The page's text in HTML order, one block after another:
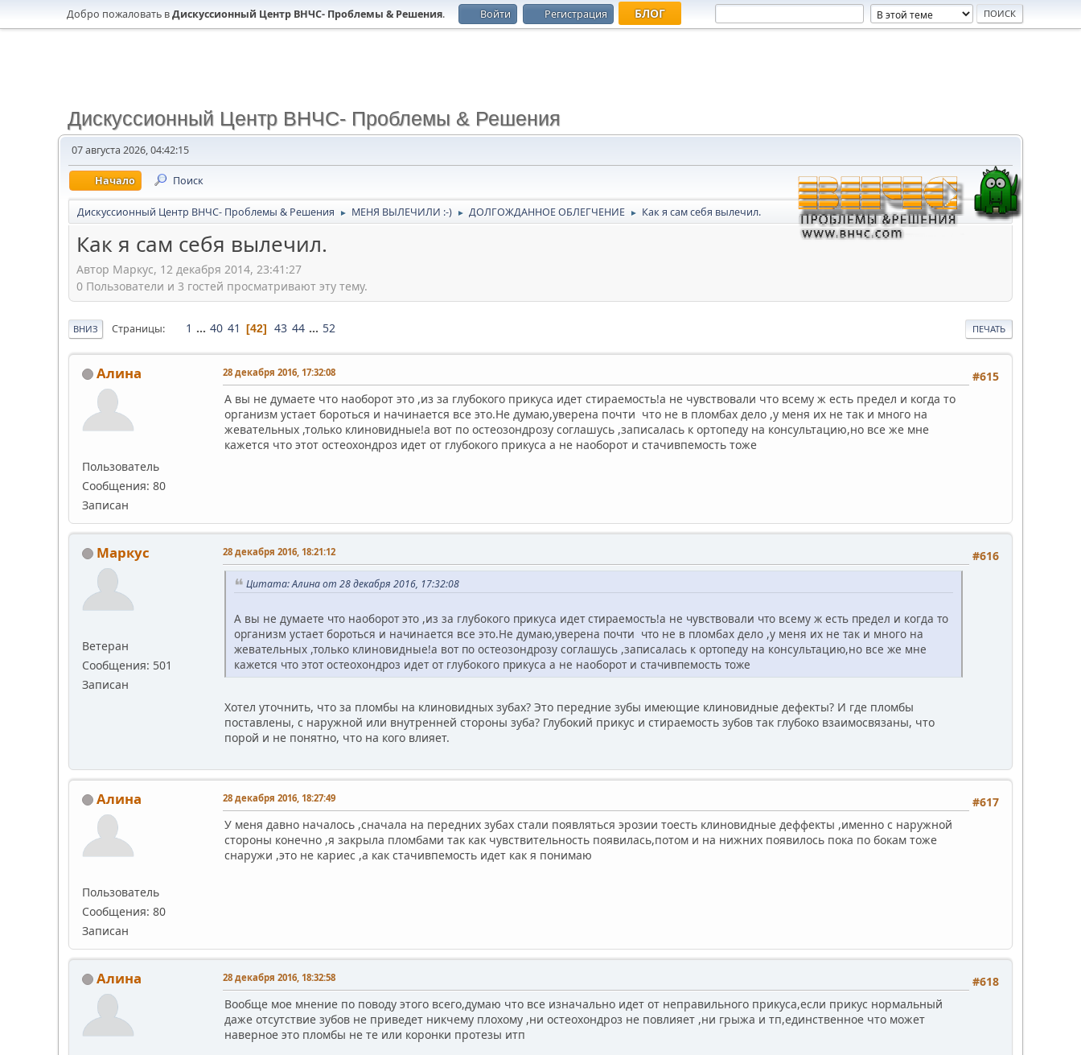
Добро пожаловать вДискуссионный Центр ВНЧС- Проблемы & Решения. Войти Регистрация БЛОГ
Дискуссионный Центр ВНЧС- Проблемы & Решения
07 августа 2026, 04:42:15
Начало Поиск
Дискуссионный Центр ВНЧС- Проблемы & Решения ► МЕНЯ ВЫЛЕЧИЛИ :-) ► ДОЛГОЖДАННОЕ ОБЛЕГЧЕНИЕ ► Как я сам себя вылечил.
Как я сам себя вылечил.
Автор Маркус, 12 декабря 2014, 23:41:27
0 Пользователи и 3 гостей просматривают эту тему.
ПЕЧАТЬ
ВНИЗ Страницы 1 ... 40 41 42 43 44 ... 52
Алина
Пользователь
Сообщения: 80
Записан
#615
28 декабря 2016, 17:32:08
А вы не думаете что наоборот это ,из за глубокого прикуса идет стираемость!а не чувствовали что всему ж есть предел и когда то
организм устает бороться и начинается все это.Не думаю,уверена почти что не в пломбах дело ,у меня их не так и много на
жевательных ,только клиновидные!а вот по остеозондрозу соглашусь ,записалась к ортопеду на консультацию,но все же мне
кажется что этот остеохондроз идет от глубокого прикуса а не наоборот и стачивпемость тоже
Маркус
Ветеран
Сообщения: 501
Записан
#616
28 декабря 2016, 18:21:12
Цитата: Алина от 28 декабря 2016, 17:32:08
А вы не думаете что наоборот это ,из за глубокого прикуса идет стираемость!а не чувствовали что всему ж есть предел и когда то
организм устает бороться и начинается все это.Не думаю,уверена почти что не в пломбах дело ,у меня их не так и много на
жевательных ,только клиновидные!а вот по остеозондрозу соглашусь ,записалась к ортопеду на консультацию,но все же мне
кажется что этот остеохондроз идет от глубокого прикуса а не наоборот и стачивпемость тоже
Хотел уточнить, что за пломбы на клиновидных зубах? Это передние зубы имеющие клиновидные дефекты? И где пломбы
поставлены, с наружной или внутренней стороны зуба? Глубокий прикус и стираемость зубов так глубоко взаимосвязаны, что
порой и не понятно, что на кого влияет.
Алина
Пользователь
Сообщения: 80
Записан
#617
28 декабря 2016, 18:27:49
У меня давно началось ,сначала на передних зубах стали появляться эрозии тоесть клиновидные деффекты ,именно с наружной
стороны конечно ,я закрыла пломбами так как чувствительность появилась,потом и на нижних появилось пока по бокам тоже
снаружи ,это не кариес ,а как стачивпемость идет как я понимаю
Алина #618
28 декабря 2016, 18:32:58
Вообще мое мнение по поводу этого всего,думаю что все изначально идет от неправильного прикуса,если прикус нормальный
даже отсутствие зубов не приведет никчему плохому ,ни остеохондроз не повлияет ,ни грыжа и тп,единственное что может
наверное это пломбы не те или коронки протезы итп